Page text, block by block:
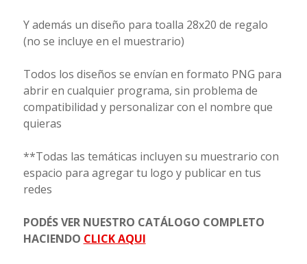
Y además un diseño para toalla 28x20 de regalo
(no se incluye en el muestrario)
Todos los diseños se envían en formato PNG para
abrir en cualquier programa, sin problema de
compatibilidad y personalizar con el nombre que
quieras
**Todas las temáticas incluyen su muestrario con
espacio para agregar tu logo y publicar en tus
redes
PODÉS VER NUESTRO CATÁLOGO COMPLETO
HACIENDO CLICK AQUI